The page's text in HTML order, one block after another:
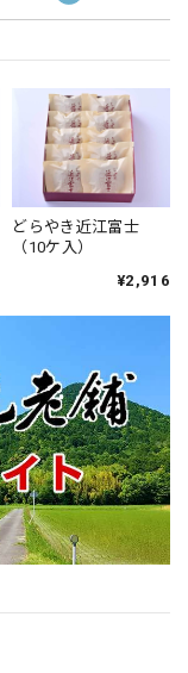
どらやき近江富士
（10ケ入）
¥2,916